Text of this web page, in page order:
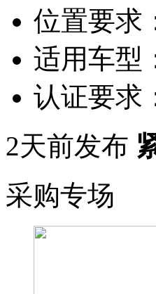
位置要求
适用车型
认证要求
2天前发布
采购专场